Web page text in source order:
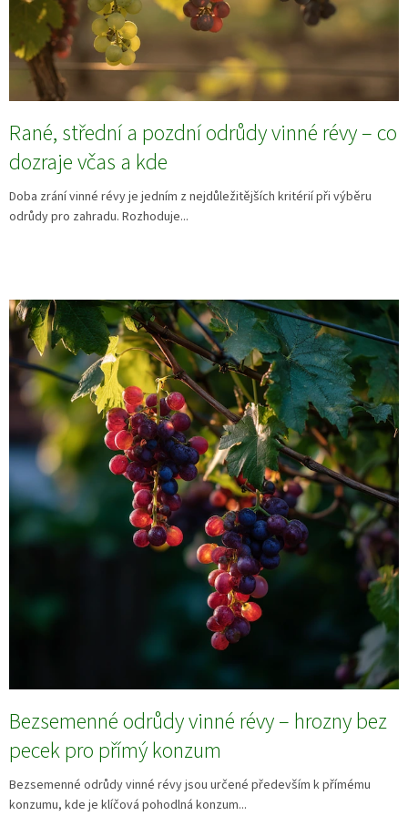
Rané, střední a pozdní odrůdy vinné révy – co
dozraje včas a kde
Doba zrání vinné révy je jedním z nejdůležitějších kritérií při výběru
odrůdy pro zahradu. Rozhoduje...
Bezsemenné odrůdy vinné révy – hrozny bez
pecek pro přímý konzum
Bezsemenné odrůdy vinné révy jsou určené především k přímému
konzumu, kde je klíčová pohodlná konzum...